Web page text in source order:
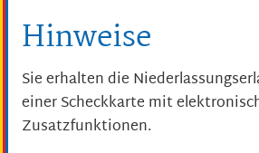
Hinweise
Sie erhalten die
einer Scheckkarte mit
Zusatzfunktionen.